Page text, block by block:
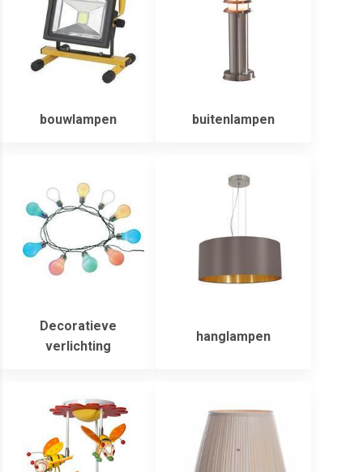
bouwlampen buitenlampen
Decoratieve
verlichting
hanglampen